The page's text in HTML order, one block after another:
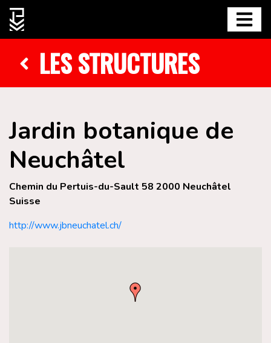
LES STRUCTURES
Jardin botanique de
Neuchâtel
Chemin du Pertuis-du-Sault 58 2000 Neuchâtel
Suisse
http://www.jbneuchatel.ch/